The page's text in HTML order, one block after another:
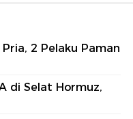
2 Pelaku Paman
di Selat Hormuz,